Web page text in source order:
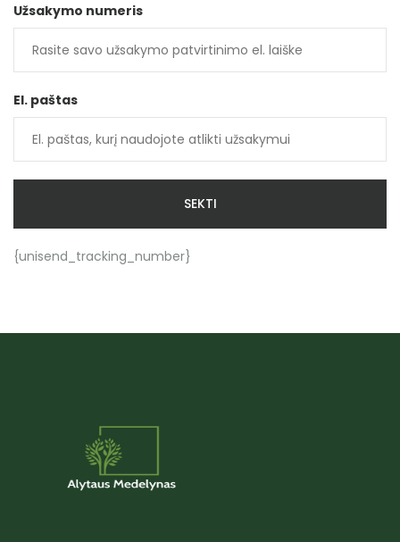
Užsakymo numeris
El. paštas
SEKTI
{unisend_tracking_number}